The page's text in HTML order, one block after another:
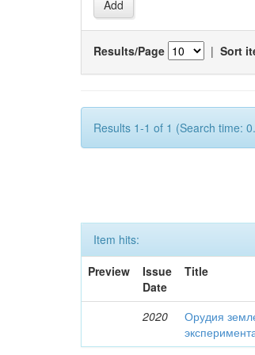
Results/Page | Sort
Results 1-1 of 1 (Search time:
Item hits:
Preview
Issue
Date
Title
2020
Орудия